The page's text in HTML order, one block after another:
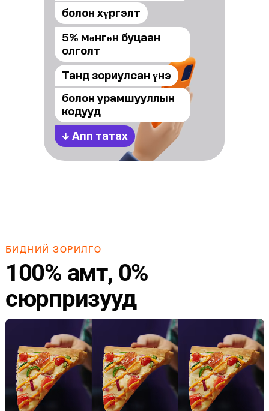
болон хүргэлт
5% мөнгөн буцаан
олголт
Танд зориулсан үнэ
болон урамшууллын
кодууд
↓ Апп татах
БИДНИЙ ЗОРИЛГО
100% амт, 0%
сюрпризууд